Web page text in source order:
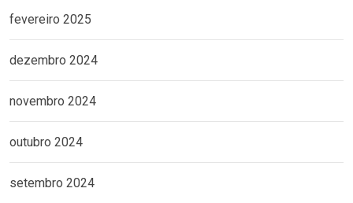
fevereiro 2025
dezembro 2024
novembro 2024
outubro 2024
setembro 2024